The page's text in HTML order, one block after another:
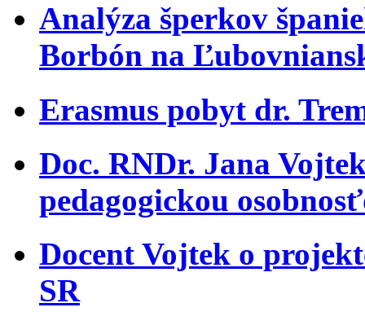
Analýza šperkov
Borbón na
Erasmus pobyt dr.
Doc. RNDr. Jana
pedagogickou
Docent Vojtek o
SR